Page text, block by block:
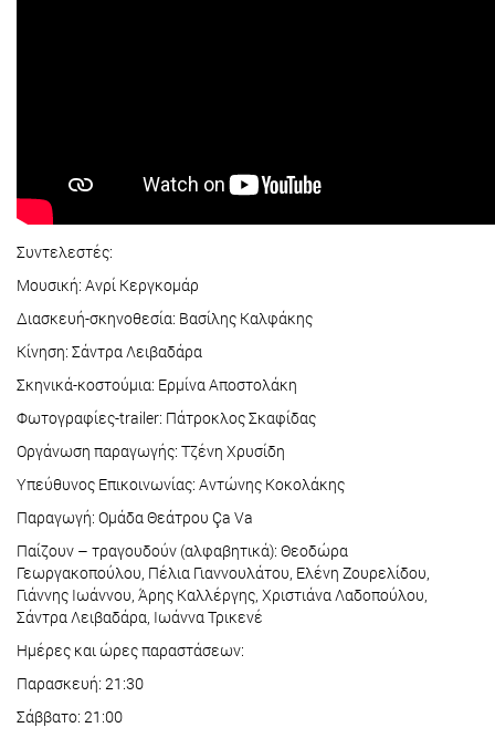
Συντελεστές:
Μουσική: Ανρί Κεργκομάρ
Διασκευή-σκηνοθεσία: Βασίλης Καλφάκης
Κίνηση: Σάντρα Λειβαδάρα
Σκηνικά-κοστούμια: Ερμίνα Αποστολάκη
Φωτογραφίες-trailer: Πάτροκλος Σκαφίδας
Οργάνωση παραγωγής: Τζένη Χρυσίδη
Υπεύθυνος Επικοινωνίας: Αντώνης Κοκολάκης
Παραγωγή: Ομάδα Θεάτρου Ça Va
Παίζουν – τραγουδούν (αλφαβητικά): Θεοδώρα
Γεωργακοπούλου, Πέλια Γιαννουλάτου, Ελένη Ζουρελίδου,
Γιάννης Ιωάννου, Άρης Καλλέργης, Χριστιάνα Λαδοπούλου,
Σάντρα Λειβαδάρα, Ιωάννα Τρικενέ
Ημέρες και ώρες παραστάσεων:
Παρασκευή: 21:30
Σάββατο: 21:00